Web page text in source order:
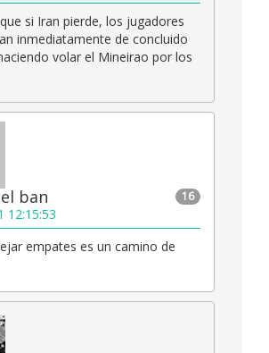
si Iran pierde, los jugadores
inmediatamente de concluido
volar el Mineirao por los
16
ban
12:15:53
empates es un camino de